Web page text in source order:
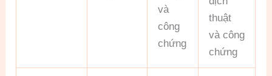
và
công
chứng
thuật
và công
chứng